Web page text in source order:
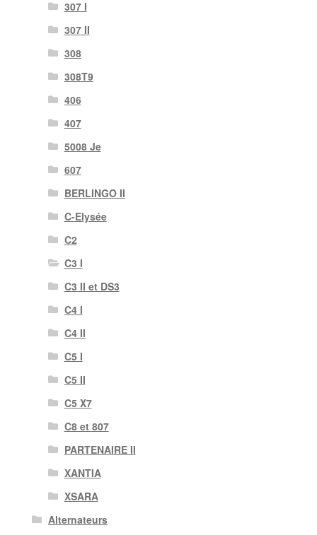
307 I
307 II
308
308T9
406
407
5008 Je
607
BERLINGO II
C-Elysée
C2
C3 I
C3 II et DS3
C4 I
C4 II
C5 I
C5 II
C5 X7
C8 et 807
PARTENAIRE II
XANTIA
XSARA
Alternateurs